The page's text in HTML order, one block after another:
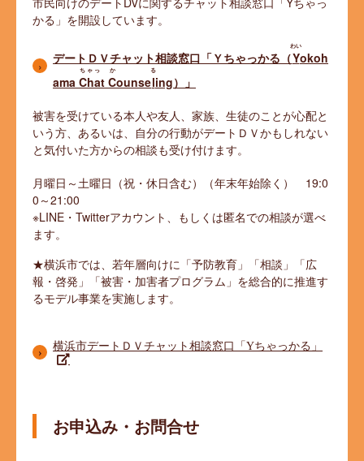
かる」を開設しています。
デートＤＶチャット相談窓口「Ｙちゃっかる（Y
わい
okoh
ama Cha
ちゃっ
t C
か
ounsel
る
ing）」
被害を受けている本人や友人、家族、生徒のことが心配と
いう方、あるいは、自分の行動がデートＤＶかもしれない
と気付いた方からの相談も受け付けます。
月曜日～土曜日（祝・休日含む）（年末年始除く） 19:0
0～21:00
※LINE・Twitterアカウント、もしくは匿名での相談が選べ
ます。
★横浜市では、若年層向けに「予防教育」「相談」「広
報・啓発」「被害・加害者プログラム」を総合的に推進す
るモデル事業を実施します。
横浜市デートＤＶチャット相談窓口「Yちゃっかる」
お申込み・お問合せ